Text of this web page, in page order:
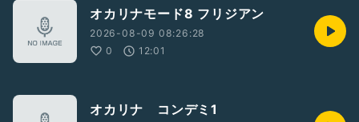
オカリナモード8 フリジアン
2026-08-09 08:26:28
0
12:01
オカリナ コンデミ1